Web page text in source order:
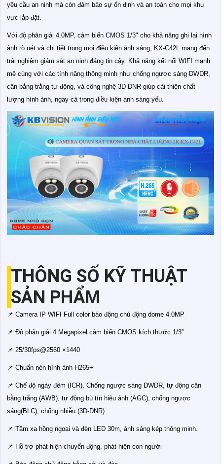
yêu cầu an ninh mà còn đảm bảo sự ổn định và an toàn cho mọi khu
vực lắp đặt.
Với độ phân giải 4.0MP, cảm biến CMOS 1/3" cho khả năng ghi lại hình
ảnh rõ nét và chi tiết trong mọi điều kiện ánh sáng, KX-C42L mang đến
trải nghiệm giám sát an ninh đáng tin cậy. Khả năng kết nối WIFI mạnh
mẽ cùng với các tính năng thông minh như chống ngược sáng DWDR,
cân bằng trắng tự động, và công nghệ 3D-DNR giúp cải thiện chất
lượng hình ảnh, ngay cả trong điều kiện ánh sáng yếu.
THÔNG SỐ KỸ THUẬT
SẢN PHẨM
📌 Camera IP WIFI Full color báo động chủ động dome 4.0MP
📌 Độ phân giải 4 Megapixel cảm biến CMOS kích thước 1/3”
📌 25/30fps@2560 ×1440
📌 Chuẩn nén hình ảnh H265+
📌 Chế độ ngày đêm (ICR), Chống ngược sáng DWDR, tự động cân
bằng trắng (AWB), tự động bù tín hiệu ảnh (AGC), chống ngược
sáng(BLC), chống nhiễu (3D-DNR).
📌 Tầm xa hồng ngoại và đèn LED 30m, ánh sáng kép thông minh.
📌 Hỗ trợ phát hiện chuyển động, phát hiện con người